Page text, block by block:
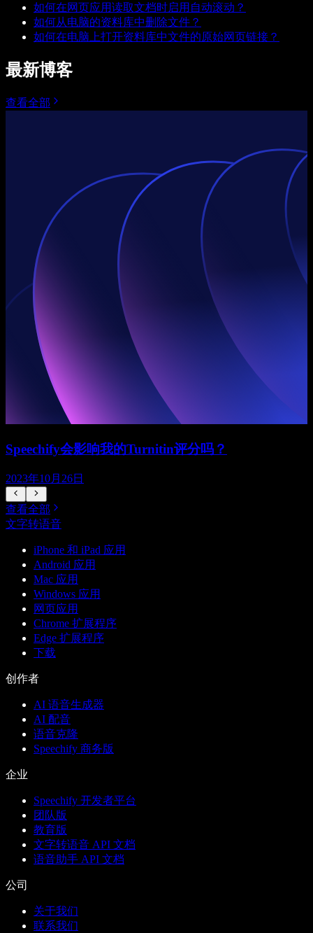
如何在网页应用读取文档时启用自动滚动？
如何从电脑的资料库中删除文件？
如何在电脑上打开资料库中文件的原始网页链接？
最新博客
查看全部
Speechify会影响我的Turnitin评分吗？
2023年10月26日
查看全部
文字转语音
iPhone 和 iPad 应用
Android 应用
Mac 应用
Windows 应用
网页应用
Chrome 扩展程序
Edge 扩展程序
下载
创作者
AI 语音生成器
AI 配音
语音克隆
Speechify 商务版
企业
Speechify 开发者平台
团队版
教育版
文字转语音 API 文档
语音助手 API 文档
公司
关于我们
联系我们